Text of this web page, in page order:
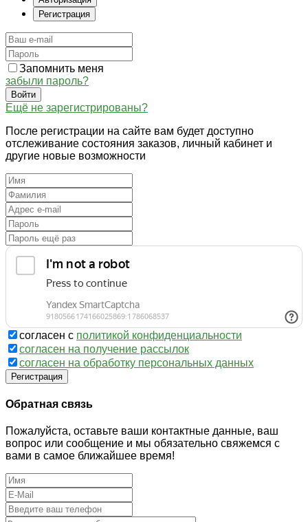
Регистрация
Запомнить меня
забыли пароль?
Войти
Ещё не зарегистрированы?
После регистрации на сайте вам будет доступно
отслеживание состояния заказов, личный кабинет и
другие новые возможности
согласен с политикой конфиденциальности
согласен на получение рассылок
согласен на обработку персональных данных
Регистрация
Обратная связь
Пожалуйста, оставьте ваши контактные данные, ваш
вопрос или сообщение и мы обязательно свяжемся с
вами в самое ближайшее время!